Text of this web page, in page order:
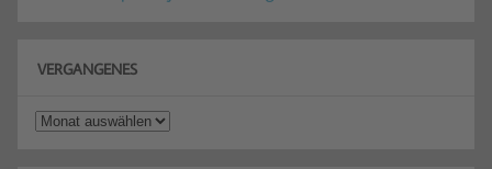
VERGANGENES
Vergangenes